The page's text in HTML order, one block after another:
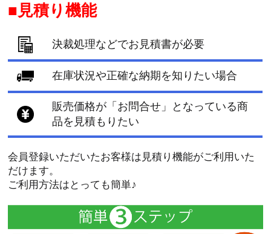
見積り機能
決裁処理などでお見積書が必要
在庫状況や正確な納期を知りたい場合
販売価格が「お問合せ」となっている商
品を見積もりたい
会員登録いただいたお客様は見積り機能がご利用いた
だけます。
ご利用方法はとっても簡単♪